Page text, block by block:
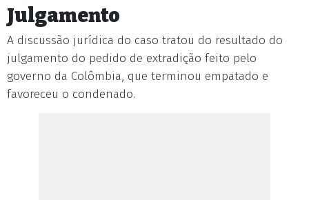
Julgamento
A discussão jurídica do caso tratou do resultado do
julgamento do pedido de extradição feito pelo
governo da Colômbia, que terminou empatado e
favoreceu o condenado.